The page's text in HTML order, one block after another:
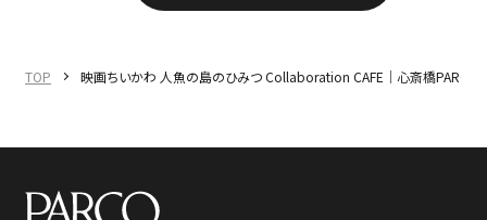
TOP 映画ちいかわ 人魚の島のひみつ Collaboration CAFE｜心斎橋PARCO